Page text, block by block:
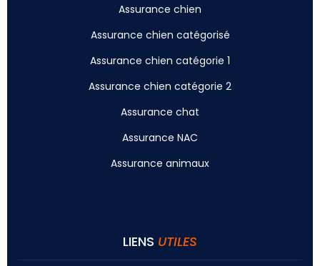
Assurance chien
Assurance chien catégorisé
Assurance chien catégorie 1
Assurance chien catégorie 2
Assurance chat
Assurance NAC
Assurance animaux
LIENS UTILES